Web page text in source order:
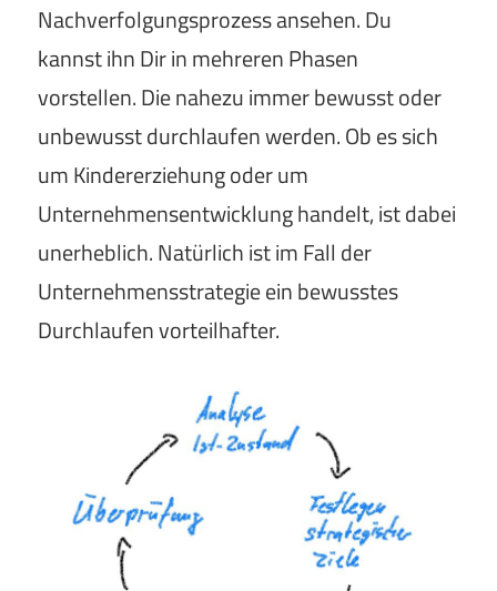
Nachverfolgungsprozess ansehen. Du
kannst ihn Dir in mehreren Phasen
vorstellen. Die nahezu immer bewusst oder
unbewusst durchlaufen werden. Ob es sich
um Kindererziehung oder um
Unternehmensentwicklung handelt, ist dabei
unerheblich. Natürlich ist im Fall der
Unternehmensstrategie ein bewusstes
Durchlaufen vorteilhafter.